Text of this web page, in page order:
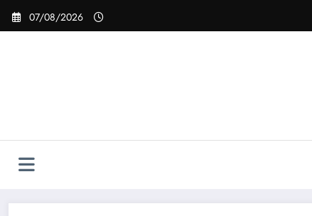
Pular
para
07/08/2026